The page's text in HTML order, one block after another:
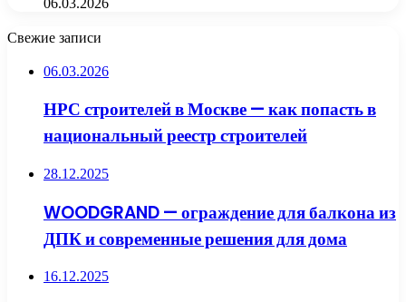
Свежие записи
06.03.2026
НРС строителей в Москве — как попасть в
национальный реестр строителей
28.12.2025
WOODGRAND — ограждение для балкона из
ДПК и современные решения для дома
16.12.2025